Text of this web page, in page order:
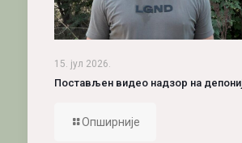
15. јул 2026.
Постављен видео надзор на
Опширније